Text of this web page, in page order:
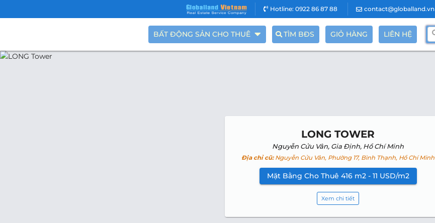
Hotline: 0922 86 87 88 contact@globalland.vn
BẤT ĐỘNG SẢN CHO THUÊ TÌM BĐS GIỎ HÀNG LIÊN HỆ
LONG TOWER
Nguyễn Cửu Vân, Gia Định, Hồ Chí Minh
Địa chỉ cũ:Nguyễn Cửu Vân, Phường 17, Bình Thạnh, Hồ Chí Minh
Mặt Bằng Cho Thuê 416 m2 - 11 USD/m2
Xem chi tiết